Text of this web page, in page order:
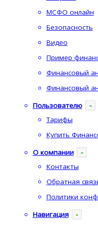
МСФО онлайн
Безопасность
Видео
Пример
Финансовый
Финансовый
Пользователю
-
Тарифы
Купить
О компании
-
Контакты
Обратная
Политики
Навигация
-